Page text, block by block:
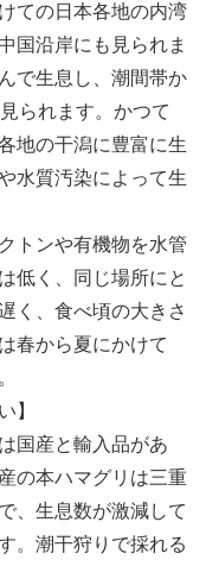
ての日本各地の内湾
国沿岸にも見られま
で生息し、潮間帯か
られます。かつて
地の干潟に豊富に生
水質汚染によって生
トンや有機物を水管
低く、同じ場所にと
く、食べ頃の大きさ
春から夏にかけて
】
国産と輸入品があ
の本ハマグリは三重
、生息数が激減して
。潮干狩りで採れる